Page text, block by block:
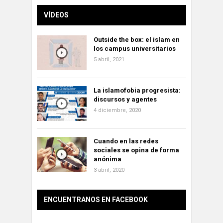
VÍDEOS
Outside the box: el islam en
los campus universitarios
5 abril, 2021
La islamofobia progresista:
discursos y agentes
4 diciembre, 2020
Cuando en las redes
sociales se opina de forma
anónima
3 abril, 2020
ENCUENTRANOS EN FACEBOOK